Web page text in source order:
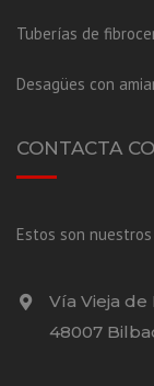
Tuberías de
Desagües con
CONTACTA
Estos son
Vía Vieja de
48007